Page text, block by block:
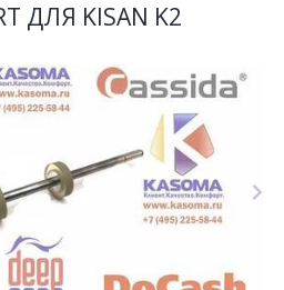
ДЛЯ KISAN K2